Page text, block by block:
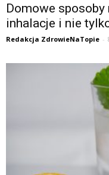
Domowe sposoby
inhalacje i nie
Redakcja ZdrowieNaTopie -